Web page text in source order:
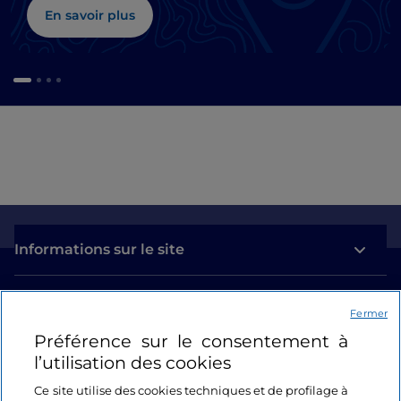
En savoir plus
Informations sur le site
Se connecter
Suivez-nous
Préférence sur le consentement à
l’utilisation des cookies
Ce site utilise des cookies techniques et de profilage à
Fermer